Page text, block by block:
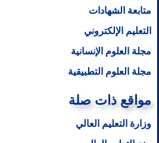
متابعة الشهادات
التعليم الإلكتروني
مجلة العلوم الإنسانية
مجلة العلوم التطبيقية
مواقع ذات صلة
وزارة التعليم العالي